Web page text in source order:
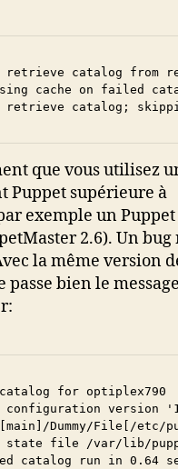
catalog from
cache on failed
retrieve catalog;
que vous utilisez
Puppet supérieure à
exemple un
2.6). Un
la même version
passe bien le
for optiplex790
version
Dummy/File[/etc/
state file /var/lib/
catalog run in 0.64